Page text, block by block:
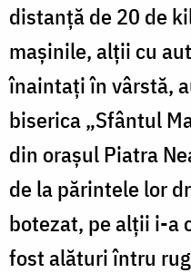
distanță de 20 de
mașinile, alții cu
înaintați în vârstă,
biserica „Sfântul
din orașul Piatra
de la părintele lor
botezat, pe alții i-a
fost alături întru